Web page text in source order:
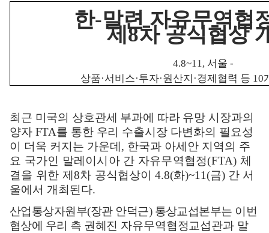
한-말련 자유무역협
제8차 공식협상
4.8~11, 서울 -
상품·서비스·투자·원산지 ·경제협력 등 10
최근 미국의 상호관세 부과에 따라 유망 시장과의
양자 FTA를 통한 우리 수출시장 다변화의 필요성
이 더욱 커지는 가운데 , 한국과 아세안 지역의 주
요 국가인 말레이시아 간 자유무역협정(FTA) 체
결을 위한 제 8차 공식협상이4.8(화)~11(금) 간 서
울에서 개최된다.
산업통상자원부(장관 안덕근) 통상교섭본부는 이번
협상에 우리 측 권혜진 자유무역협정교섭관과 말